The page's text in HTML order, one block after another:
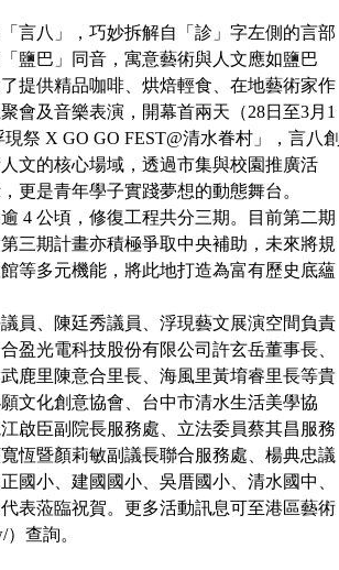
言八」，巧妙拆解自「診」字左側的言部
鹽巴」同音，寓意藝術與人文應如鹽巴
提供精品咖啡、烘焙輕食、在地藝術家作
會及音樂表演，開幕首兩天（28日至3月1
祭 X GO GO FEST@清水眷村」，言八創
文的核心場域，透過市集與校園推廣活
更是青年學子實踐夢想的動態舞台。
4 公頃，修復工程共分三期。目前第二期
三期計畫亦積極爭取中央補助，未來將規
等多元機能，將此地打造為富有歷史底蘊
員、陳廷秀議員、浮現藝文展演空間負責
盈光電科技股份有限公司許玄岳董事長、
鹿里陳意合里長、海風里黃堉睿里長等貴
文化創意協會、台中市清水生活美學協
啟臣副院長服務處、立法委員蔡其昌服務
恆暨顏莉敏副議長聯合服務處、楊典忠議
國小、建國國小、吳厝國小、清水國中、
表蒞臨祝賀。更多活動訊息可至港區藝術
）查詢。